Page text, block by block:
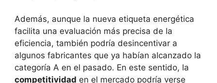
Además, aunque la nueva etiqueta energética
facilita una evaluación más precisa de la
eficiencia, también podría desincentivar a
algunos fabricantes que ya habían alcanzado la
categoría A en el pasado. En este sentido, la
competitividad en el mercado podría verse